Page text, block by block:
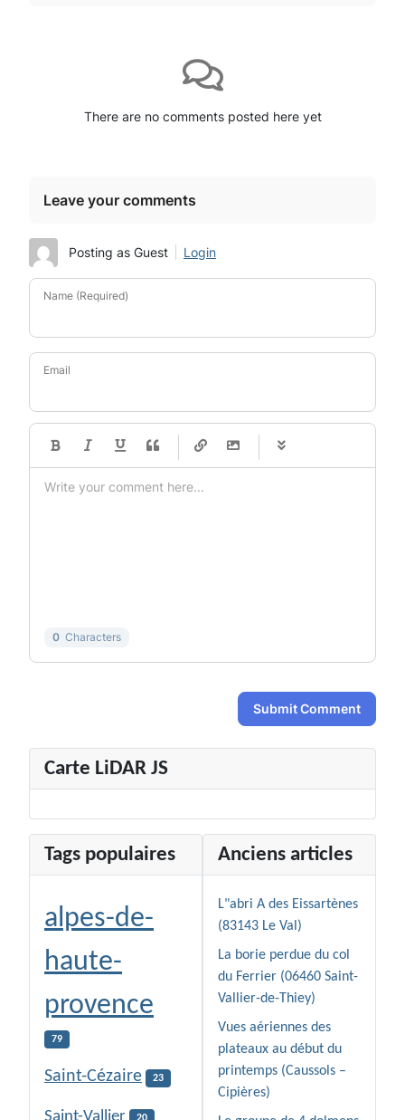
There are no comments posted here yet
Leave your comments
Posting as Guest Login
Name (Required)
Email
-
-
-
-
0 Characters
Submit Comment
Carte LiDAR JS
Tags populaires
alpes-de-
haute-
provence
79
Saint-Cézaire 23
Anciens articles
L"abri A des Eissartènes
(83143 Le Val)
La borie perdue du col
du Ferrier (06460 Saint-
Vallier-de-Thiey)
Vues aériennes des
plateaux au début du
printemps (Caussols –
Cipières)